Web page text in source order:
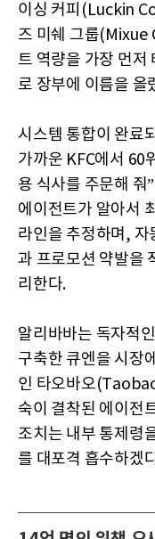
이싱 커피(Luckin
즈 미쉐 그룹(Mixue
트 역량을 가장 먼저
로 장부에 이름을 올
시스템 통합이 완료
가까운 KFC에서 60
용 식사를 주문해 줘
에이전트가 알아서
라인을 추정하며, 자
과 프로모션 약발을
리한다.
알리바바는 독자적
구축한 큐엔을 시장
인 타오바오
숙이 결착된 에이전
조치는 내부 통제령
를 대포격 흡수하겠